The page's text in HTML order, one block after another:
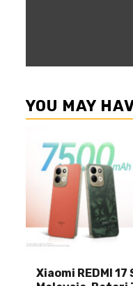
YOU MAY
Xiaomi REDMI